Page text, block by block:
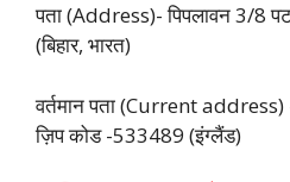
पता (Address)- पिपलावन 3/8
(बिहार, भारत)
वर्तमान पता (Current
ज़िप कोड -533489 (इंग्लैंड)